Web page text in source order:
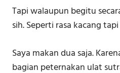
Tapi walaupun begitu
sih. Seperti rasa kacang
Saya makan dua saja.
bagian peternakan ulat